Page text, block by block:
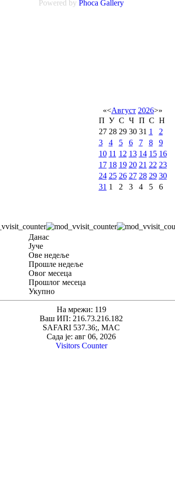
Powered by Phoca Gallery
«<Август 2026>»
П У С Ч П С Н
27 28 29 30 31 1
2
3
4 5 6 7 8
9
10 11 12 13 14 15 16
17 18 19 20 21 22 23
24 25 26 27 28 29 30
31 1 2 3 4 5 6
Данас
Јуче
Ове недеље
Прошле недеље
Овог месеца
Прошлог месеца
Укупно
На мрежи: 119
Ваш ИП: 216.73.216.182
SAFARI 537.36;, MAC
Сада је: авг 06, 2026
Visitors Counter